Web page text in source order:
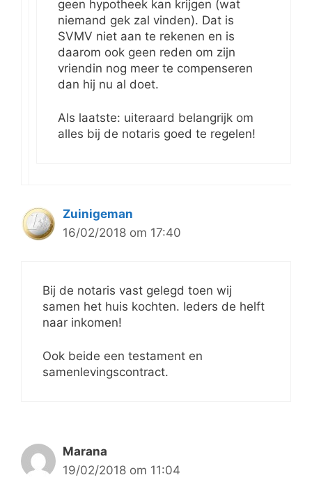
geen hypotheek kan krijgen (wat
niemand gek zal vinden). Dat is
SVMV niet aan te rekenen en is
daarom ook geen reden om zijn
vriendin nog meer te compenseren
dan hij nu al doet.
Als laatste: uiteraard belangrijk om
alles bij de notaris goed te regelen!
Zuinigeman
16/02/2018 om 17:40
Bij de notaris vast gelegd toen wij
samen het huis kochten. Ieders de helft
naar inkomen!
Ook beide een testament en
samenlevingscontract.
Marana
19/02/2018 om 11:04